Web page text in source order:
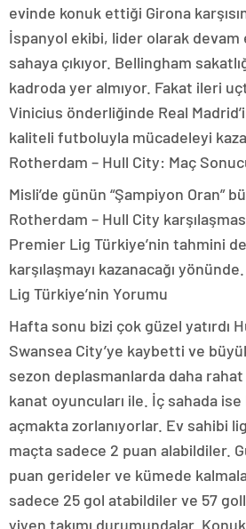
evinde konuk ettiği Girona
İspanyol ekibi, lider olarak devam
sahaya çıkıyor. Bellingham
kadroda yer almıyor. Fakat ileri
Vinicius önderliğinde Real
kaliteli futboluyla mücadeleyi
Rotherdam – Hull City: Maç
Misli’de günün “Şampiyon Oran”
Rotherdam – Hull City
Premier Lig Türkiye’nin tahmini
karşılaşmayı kazanacağı
Lig Türkiye’nin Yorumu
Hafta sonu bizi çok güzel yatırdı
Swansea City’ye kaybetti ve
sezon deplasmanlarda daha rahat
kanat oyuncuları ile. İç sahada ise
açmakta zorlanıyorlar. Ev sahibi
maçta sadece 2 puan alabildiler.
puan gerideler ve kümede
sadece 25 gol atabildiler ve 57
yiyen takımı durumundalar.